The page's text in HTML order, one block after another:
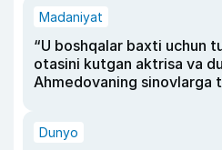
Madaniyat
“U boshqalar baxti uchun
otasini kutgan aktrisa va
Ahmedovaning sinovlarga
Dunyo